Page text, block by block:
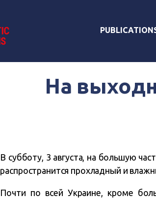
На
В субботу, 3 августа, на большую
распространится прохладный и
Почти по всей Украине, кроме